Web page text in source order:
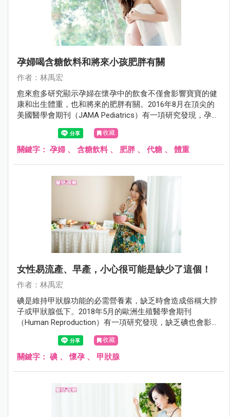
孕婦喝含糖飲料和將來小孩肥胖有關
作者：林禹宏
愈來愈多研究顯示孕婦在懷孕中的飲食不僅會影響寶寶的健
康和出生體重，也和將來的肥胖有關。2016年8月在頂尖的
美國醫學會期刊（JAMA Pediatrics）有一項研究發現，孕婦
喝含糖飲料會影響將來小孩的體重。
收藏
關鍵字： 孕婦 、 含糖飲料 、 肥胖、 代糖 、 體重
女性易流產、早產，小心很可能是缺少了這個！
作者：林禹宏
碘是維持甲狀腺功能的必需營養素，缺乏時會造成俗稱大脖
子或甲狀腺低下。2018年5月的歐洲生殖醫學會期刊
（Human Reproduction）有一項研究發現，缺乏碘也會影響
收藏
關鍵字： 碘 、懷孕 、 甲狀腺